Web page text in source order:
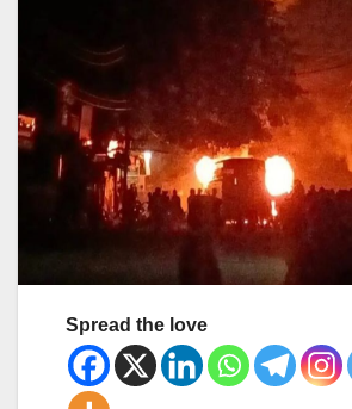
Spread the love